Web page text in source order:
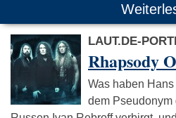
LAUT.DE-
Rhapsody
Was haben
dem Pseudonym